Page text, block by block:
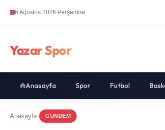
6 Ağustos 2026 Perşembe
Yazar Spor
Anasayfa Spor Futbol
Anasayfa GÜNDEM